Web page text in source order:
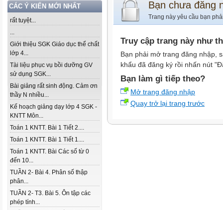
CÁC Ý KIẾN MỚI NHẤT
rất tuyệt...
...
Giới thiệu SGK Giáo dục thể chất
lớp 4...
Tài liệu phục vụ bồi dưỡng GV
sử dụng SGK...
Bài giảng rất sinh động. Cảm ơn
thầy N nhiều...
Kế hoạch giảng dạy lớp 4 SGK -
KNTT Môn...
Toán 1 KNTT. Bài 1 Tiết 2....
Toán 1 KNTT. Bài 1 Tiết 1....
Toán 1 KNTT. Bài Các số từ 0
đến 10...
TUẦN 2- Bài 4. Phân số thập
phân...
TUẦN 2- T3. Bài 5. Ôn tập các
phép tính...
Bạn chưa đăng
Trang này yêu cầu bạn
Truy cập trang này như
Bạn phải mở trang đăng nhập,
khẩu đã đăng ký rồi nhấn nút
Bạn làm gì tiếp theo?
Mở trang đăng nhập
Quay trở lại trang trước